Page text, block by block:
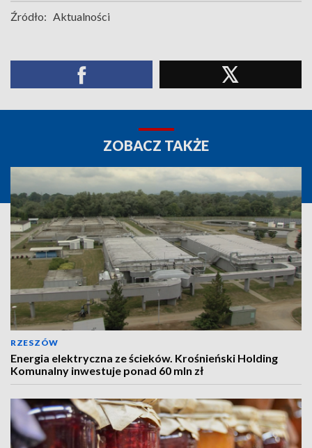
Źródło: Aktualności
ZOBACZ TAKŻE
RZESZÓW
Energia elektryczna ze ścieków. Krośnieński Holding
Komunalny inwestuje ponad 60 mln zł